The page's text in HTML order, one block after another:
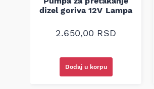
dizel goriva 12V Lampa
2.650,00 RSD
Dodaj u korpu